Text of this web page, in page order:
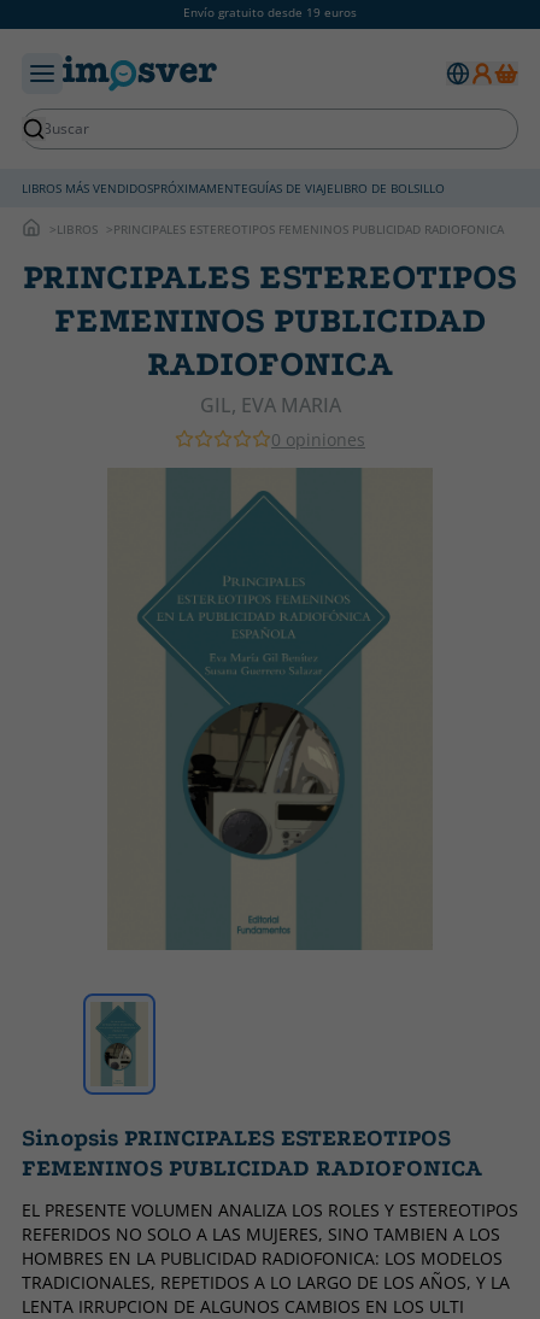
Envío gratuito desde 19 euros
LIBROS MÁS VENDIDOSPRÓXIMAMENTEGUÍAS DE VIAJELIBRO DE BOLSILLO
LIBROS PRINCIPALES ESTEREOTIPOS FEMENINOS PUBLICIDAD RADIOFONICA
PRINCIPALES ESTEREOTIPOS
FEMENINOS PUBLICIDAD
RADIOFONICA
GIL, EVA MARIA
0 opiniones
Sinopsis PRINCIPALES ESTEREOTIPOS
FEMENINOS PUBLICIDAD RADIOFONICA
EL PRESENTE VOLUMEN ANALIZA LOS ROLES Y ESTEREOTIPOS
REFERIDOS NO SOLO A LAS MUJERES, SINO TAMBIEN A LOS
HOMBRES EN LA PUBLICIDAD RADIOFONICA: LOS MODELOS
TRADICIONALES, REPETIDOS A LO LARGO DE LOS AÑOS, Y LA
LENTA IRRUPCION DE ALGUNOS CAMBIOS EN LOS ULTI